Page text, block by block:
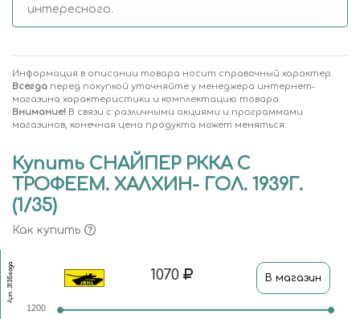
интересного.
Информация в описании товара носит справочный характер.
Всегда перед покупкой уточняйте у менеджера интернет-
магазина характеристики и комплектацию товара.
Внимание! В связи с различными акциями и программами
магазинов, конечная цена продукта может меняться.
Купить СНАЙПЕР РККА С
ТРОФЕЕМ. ХАЛХИН- ГОЛ. 1939Г.
(1/35)
Как купить
Арт.
3135soga 1070 В магазин
1200